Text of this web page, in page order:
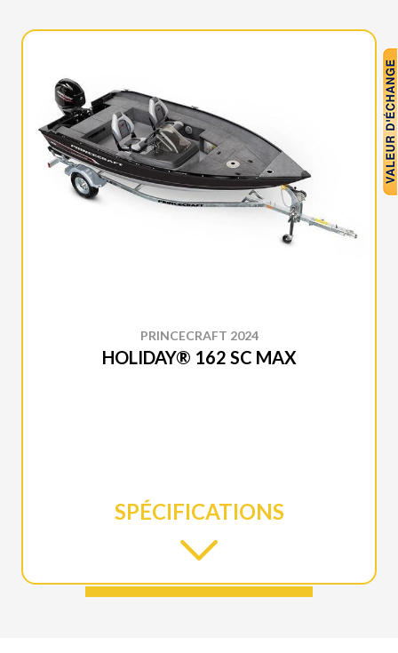
PRINCECRAFT 2024
HOLIDAY® 162 SC MAX
SPÉCIFICATIONS